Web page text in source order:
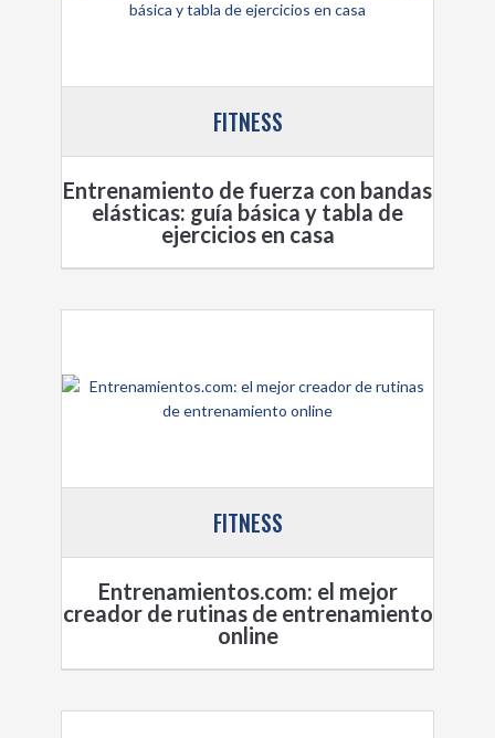
FITNESS
Entrenamiento de fuerza con bandas
elásticas: guía básica y tabla de
ejercicios en casa
FITNESS
Entrenamientos.com: el mejor
creador de rutinas de entrenamiento
online